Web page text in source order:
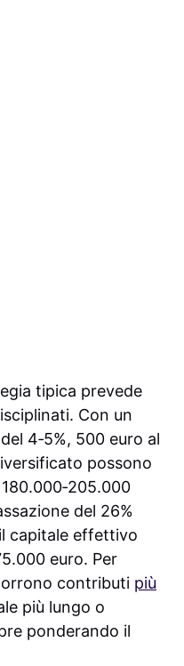
tipica prevede
Con un
4‑5%, 500 euro al
possono
del 26%
capitale effettivo
euro. Per
contributi più
più lungo o
ponderando il